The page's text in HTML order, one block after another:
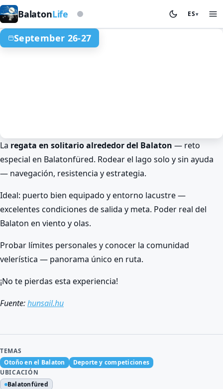
BalatonLife Según la baliza de tormentasES▾
September 26-27
Otoño en el Balaton
Regata en solitario alrededor del
Balaton en Balatonfüred
Sep 26. 00:00 – Sep 27. 00:00
La regata en solitario alrededor del Balaton — reto
especial en Balatonfüred. Rodear el lago solo y sin ayuda
— navegación, resistencia y estrategia.
Ideal: puerto bien equipado y entorno lacustre —
excelentes condiciones de salida y meta. Poder real del
Balaton en viento y olas.
Probar límites personales y conocer la comunidad
velerística — panorama único en ruta.
¡No te pierdas esta experiencia!
Fuente:hunsail.hu
TEMAS
Otoño en el Balaton
Deporte y competiciones
UBICACIÓN
Balatonfüred